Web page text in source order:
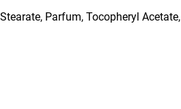
Parfum, Tocopheryl